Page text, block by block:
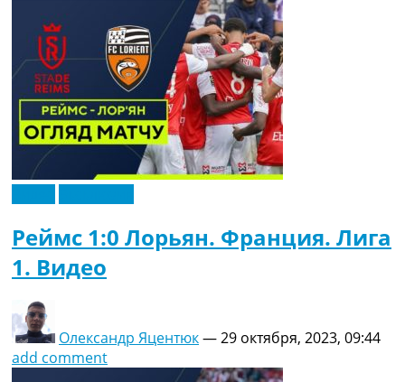
Реймс 1:0 Лорьян. Франция. Лига
1. Видео
Олександр Яцентюк—29 октября, 2023, 09:44
add comment